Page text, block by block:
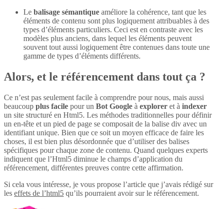
Le balisage sémantique améliore la cohérence, tant que les
éléments de contenu sont plus logiquement attribuables à des
types d’éléments particuliers. Ceci est en contraste avec les
modèles plus anciens, dans lequel les éléments peuvent
souvent tout aussi logiquement être contenues dans toute une
gamme de types d’éléments différents.
Alors, et le référencement dans tout ça ?
Ce n’est pas seulement facile à comprendre pour nous, mais aussi
beaucoup plus facile pour un Bot Google à explorer et à indexer
un site structuré en Html5. Les méthodes traditionnelles pour définir
un en-tête et un pied de page se composait de la balise div avec un
identifiant unique. Bien que ce soit un moyen efficace de faire les
choses, il est bien plus désordonnée que d’utiliser des balises
spécifiques pour chaque zone de contenu. Quand quelques experts
indiquent que l’Html5 diminue le champs d’application du
référencement, différentes preuves contre cette affirmation.
Si cela vous intéresse, je vous propose l’article que j’avais rédigé sur
les effets de l’html5 qu’ils pourraient avoir sur le référencement.